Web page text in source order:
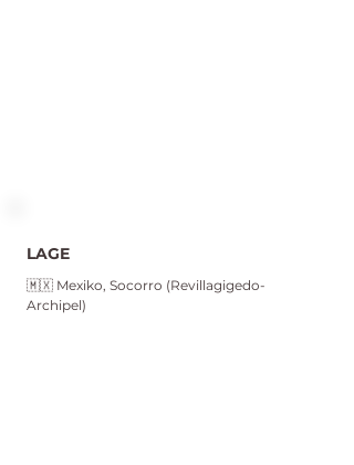
LAGE
🇲🇽 Mexiko, Socorro (Revillagigedo-
Archipel)